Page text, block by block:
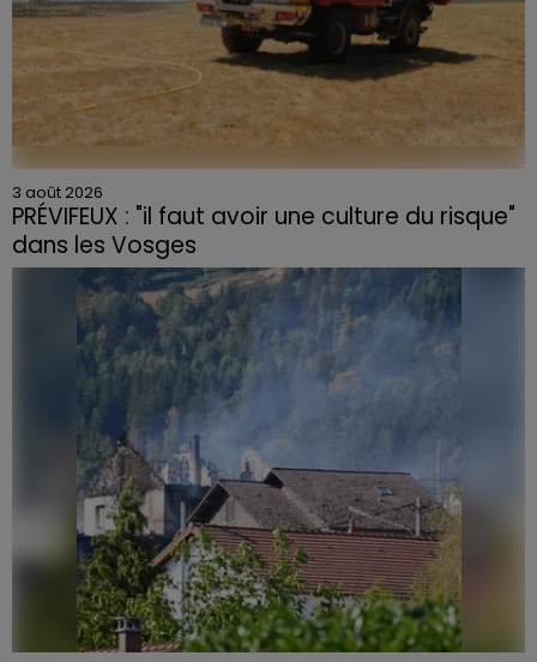
3 août 2026
PRÉVIFEUX : "il faut avoir une culture du risque"
dans les Vosges